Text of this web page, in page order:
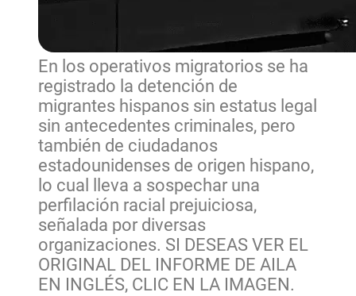
En los operativos migratorios se ha
registrado la detención de
migrantes hispanos sin estatus legal
sin antecedentes criminales, pero
también de ciudadanos
estadounidenses de origen hispano,
lo cual lleva a sospechar una
perfilación racial prejuiciosa,
señalada por diversas
organizaciones. SI DESEAS VER EL
ORIGINAL DEL INFORME DE AILA
EN INGLÉS, CLIC EN LA IMAGEN.